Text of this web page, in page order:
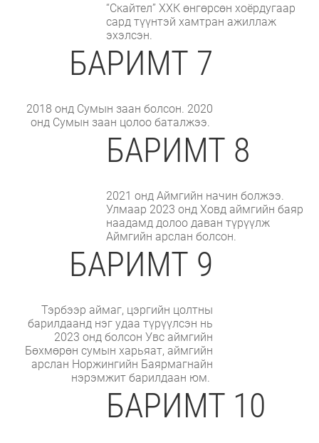
“Скайтел” ХХК өнгөрсөн хоёрдугаар
сард түүнтэй хамтран ажиллаж
эхэлсэн.
БАРИМТ 7
2018 онд Сумын заан болсон. 2020
онд Сумын заан цолоо баталжээ.
БАРИМТ 8
2021 онд Аймгийн начин болжээ.
Улмаар 2023 онд Ховд аймгийн баяр
наадамд долоо даван түрүүлж
Аймгийн арслан болсон.
БАРИМТ 9
Тэрбээр аймаг, цэргийн цолтны
барилдаанд нэг удаа түрүүлсэн нь
2023 онд болсон Увс аймгийн
Бөхмөрөн сумын харьяат, аймгийн
арслан Норжингийн Баярмагнайн
нэрэмжит барилдаан юм.
БАРИМТ 10